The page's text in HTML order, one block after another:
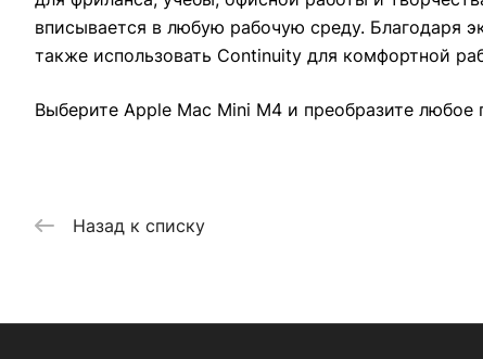
вписывается в любую рабочую среду. Благодаря
также использовать Continuity для комфортной
Выберите Apple Mac Mini M4 и преобразите
Назад к списку